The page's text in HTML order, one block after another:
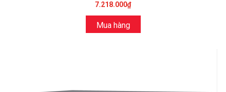
7.218.000₫
Mua hàng